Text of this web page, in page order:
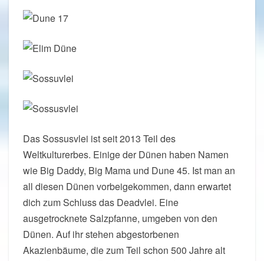
Das Sossusvlei ist seit 2013 Teil des
Weltkulturerbes. Einige der Dünen haben Namen
wie Big Daddy, Big Mama und Dune 45. Ist man an
all diesen Dünen vorbeigekommen, dann erwartet
dich zum Schluss das Deadvlei. Eine
ausgetrocknete Salzpfanne, umgeben von den
Dünen. Auf ihr stehen abgestorbenen
Akazienbäume, die zum Teil schon 500 Jahre alt